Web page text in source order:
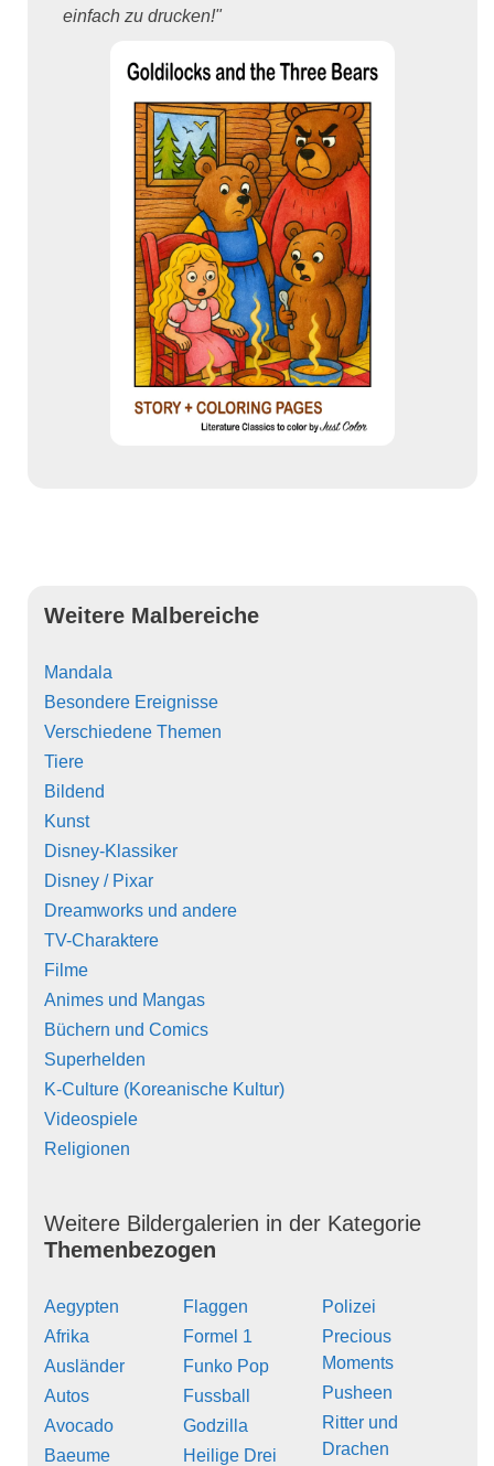
einfach zu drucken!"
Weitere Malbereiche
Mandala
Besondere Ereignisse
Verschiedene Themen
Tiere
Bildend
Kunst
Disney-Klassiker
Disney / Pixar
Dreamworks und andere
TV-Charaktere
Filme
Animes und Mangas
Büchern und Comics
Superhelden
K-Culture (Koreanische Kultur)
Videospiele
Religionen
Weitere Bildergalerien in der Kategorie
Themenbezogen
Aegypten
Afrika
Ausländer
Autos
Avocado
Baeume
Flaggen
Formel 1
Funko Pop
Fussball
Godzilla
Heilige Drei
Polizei
Precious
Moments
Pusheen
Ritter und
Drachen